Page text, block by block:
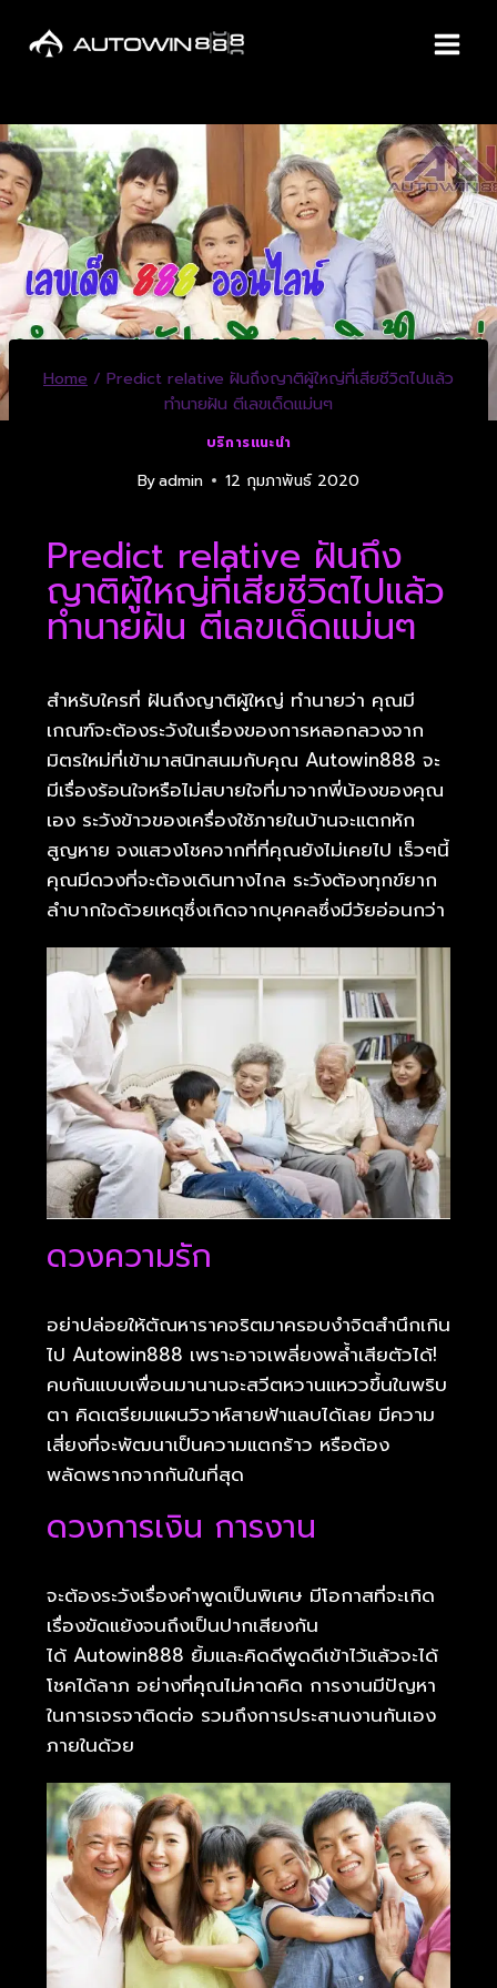
Home / Predict relative ฝันถึงญาติผู้ใหญ่ที่เสียชีวิตไปแล้ว
ทำนายฝัน ตีเลขเด็ดแม่นๆ
บริการแนะนำ
Byadmin 12 กุมภาพันธ์ 2020
Predict relative ฝันถึง
ญาติผู้ใหญ่ที่เสียชีวิตไปแล้ว
ทำนายฝัน ตีเลขเด็ดแม่นๆ
สำหรับใครที่ ฝันถึงญาติผู้ใหญ่ ทำนายว่า คุณมี
เกณฑ์จะต้องระวังในเรื่องของการหลอกลวงจาก
มิตรใหม่ที่เข้ามาสนิทสนมกับคุณ Autowin888 จะ
มีเรื่องร้อนใจหรือไม่สบายใจที่มาจากพี่น้องของคุณ
เอง ระวังข้าวของเครื่องใช้ภายในบ้านจะแตกหัก
สูญหาย จงแสวงโชคจากที่ที่คุณยังไม่เคยไป เร็วๆนี้
คุณมีดวงที่จะต้องเดินทางไกล ระวังต้องทุกข์ยาก
ลำบากใจด้วยเหตุซึ่งเกิดจากบุคคลซึ่งมีวัยอ่อนกว่า
ดวงความรัก
อย่าปล่อยให้ตัณหาราคจริตมาครอบงำจิตสำนึกเกิน
ไป Autowin888 เพราะอาจเพลี่ยงพล้ำเสียตัวได้!
คบกันแบบเพื่อนมานานจะสวีตหวานแหววขึ้นในพริบ
ตา คิดเตรียมแผนวิวาห์สายฟ้าแลบได้เลย มีความ
เสี่ยงที่จะพัฒนาเป็นความแตกร้าว หรือต้อง
พลัดพรากจากกันในที่สุด
ดวงการเงิน การงาน
จะต้องระวังเรื่องคำพูดเป็นพิเศษ มีโอกาสที่จะเกิด
เรื่องขัดแย้งจนถึงเป็นปากเสียงกัน
ได้ Autowin888 ยิ้มและคิดดีพูดดีเข้าไว้แล้วจะได้
โชคได้ลาภ อย่างที่คุณไม่คาดคิด การงานมีปัญหา
ในการเจรจาติดต่อ รวมถึงการประสานงานกันเอง
ภายในด้วย